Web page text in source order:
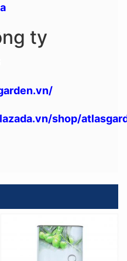
ty
shop/